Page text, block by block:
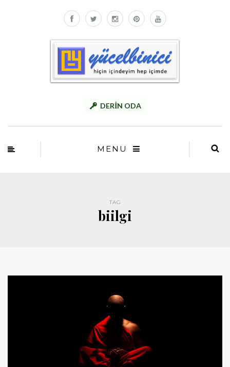
DERİN ODA
MENU
TAG
biilgi